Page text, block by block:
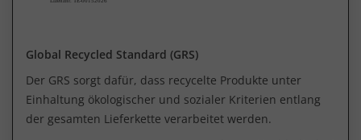
Global Recycled Standard (GRS)
Der GRS sorgt dafür, dass recycelte Produkte unter
Einhaltung ökologischer und sozialer Kriterien entlang
der gesamten Lieferkette verarbeitet werden.